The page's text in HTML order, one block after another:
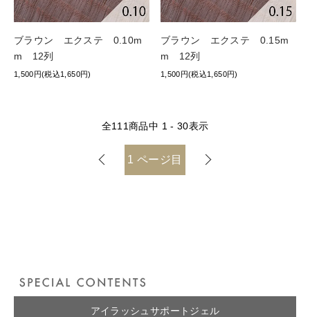
ブラウン エクステ 0.10m
m 12列
1,500円(税込1,650円)
ブラウン エクステ 0.15m
m 12列
1,500円(税込1,650円)
全111商品中 1 - 30表示
1ページ目
アイラッシュサポートジェル